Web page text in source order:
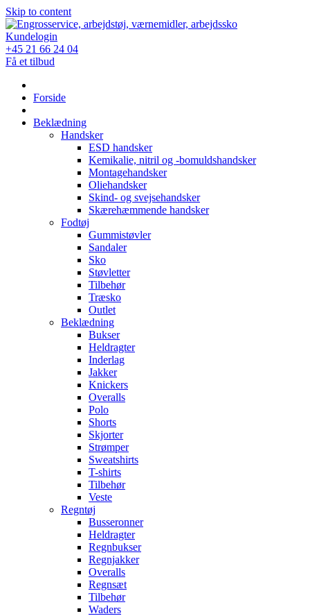
Skip to content
Kundelogin
+45 21 66 24 04
Få et tilbud
Forside
Beklædning
Handsker
ESD handsker
Kemikalie, nitril og -bomuldshandsker
Montagehandsker
Oliehandsker
Skind- og svejsehandsker
Skærehæmmende handsker
Fodtøj
Gummistøvler
Sandaler
Sko
Støvletter
Tilbehør
Træsko
Outlet
Beklædning
Bukser
Heldragter
Inderlag
Jakker
Knickers
Overalls
Polo
Shorts
Skjorter
Strømper
Sweatshirts
T-shirts
Tilbehør
Veste
Regntøj
Busseronner
Heldragter
Regnbukser
Regnjakker
Overalls
Regnsæt
Tilbehør
Waders